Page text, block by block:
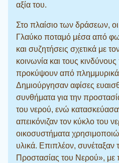
αξία του.
Στο πλαίσιο των δράσεων,
Γλαύκο ποταμό μέσα από
και συζητήσεις σχετικά με
κοινωνία και τους
προκύψουν από πλημμυρικά
Δημιούργησαν αφίσες
συνθήματα για την
του νερού, ενώ
απεικόνιζαν τον κύκλο του
οικοσυστήματα
υλικά. Επιπλέον, συνέταξαν
Προστασίας του Νερού», με